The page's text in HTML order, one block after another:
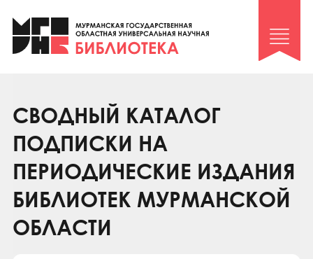
Клуб «Гиря и сельдерей»
Клуб «Семейный архив»
Коллегам
Контакты
СВОДНЫЙ КАТАЛОГ
ПОДПИСКИ НА
ПЕРИОДИЧЕСКИЕ ИЗДАНИЯ
БИБЛИОТЕК МУРМАНСКОЙ
ОБЛАСТИ